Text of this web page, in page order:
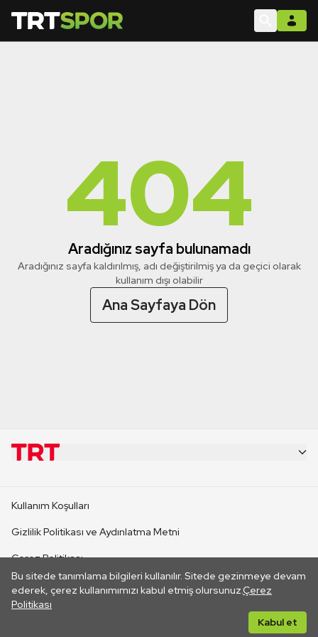
404
Aradığınız sayfa bulunamadı
Aradığınız sayfa kaldırılmış, adı değiştirilmiş ya da geçici olarak
kullanım dışı olabilir
Ana Sayfaya Dön
Bu sitede tanımlama bilgileri kullanılır. Sitede gezinmeye devam
ederek, çerez kullanımımızı kabul etmiş olursunuz.Çerez
Politikası
Kabul et
CANLI YAYINLAR
Kullanım Koşulları
Gizlilik Politikası ve Aydınlatma Metni
Çerez Politikası
İletişim
Her hakkı saklıdır. ©2026 TRT. Bağlantı yoluyla gidilen dış